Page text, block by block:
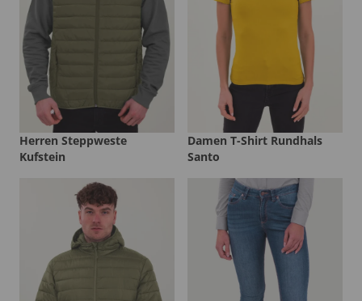
Herren Steppweste
Kufstein
Damen T-Shirt Rundhals
Santo